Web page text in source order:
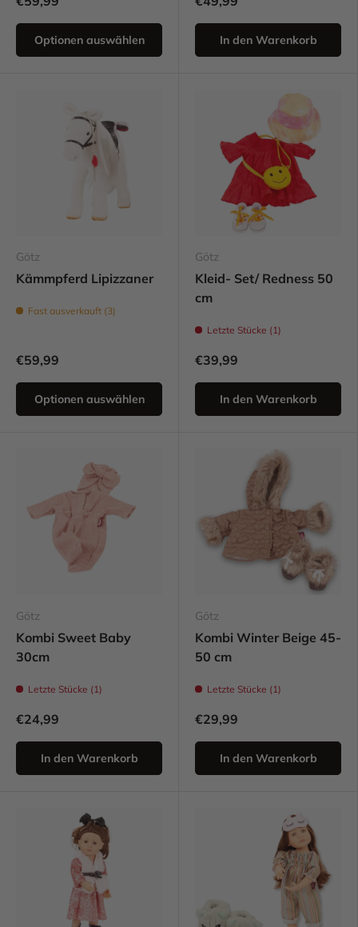
Optionen auswählen In den Warenkorb
Götz
Kämmpferd Lipizzaner
Fast ausverkauft (3)
€59,99
Optionen auswählen
Götz
Kleid- Set/ Redness 50
cm
Letzte Stücke (1)
€39,99
In den Warenkorb
Götz
Kombi Sweet Baby
30cm
Letzte Stücke (1)
€24,99
In den Warenkorb
Götz
Kombi Winter Beige 45-
50 cm
Letzte Stücke (1)
€29,99
In den Warenkorb